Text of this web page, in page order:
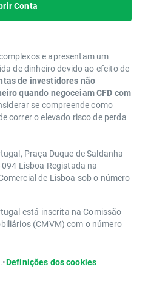
Conta
e apresentam um
de dinheiro devido ao efeito de
de investidores não
quando negoceiam CFD com
se compreende como
correr o elevado risco de perda
Praça Duque de Saldanha
Lisboa Registada na
de Lisboa sob o número
está inscrita na Comissão
(CMVM) com o número
•Definições dos cookies